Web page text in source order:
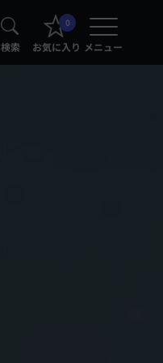
検索
0
お気に入り メニュー